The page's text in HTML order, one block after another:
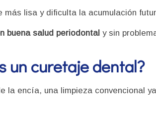
lisa y dificulta la acumulación
buena salud periodontal y sin
un curetaje dental?
la encía, una limpieza convencional